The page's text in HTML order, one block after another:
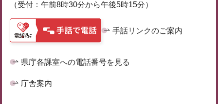
（受付：午前8時30分から午後5時15分）
手話リンクのご案内
県庁各課室への電話番号を見る
庁舎案内